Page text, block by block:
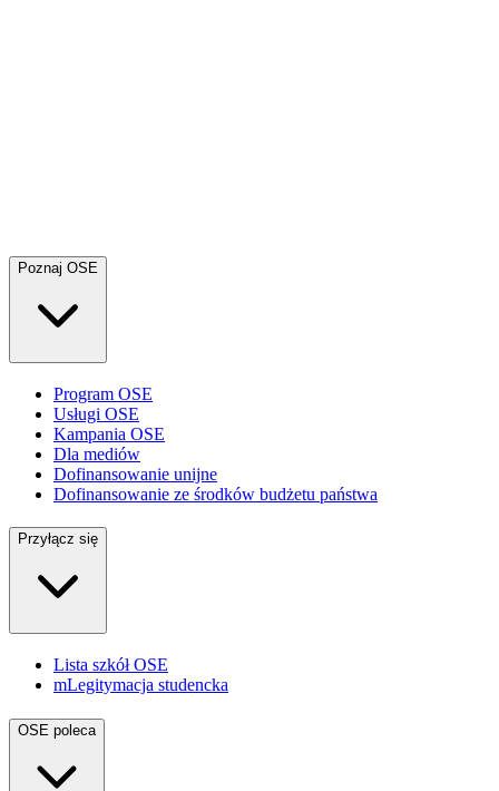
Poznaj OSE
Program OSE
Usługi OSE
Kampania OSE
Dla mediów
Dofinansowanie unijne
Dofinansowanie ze środków budżetu państwa
Przyłącz się
Lista szkół OSE
mLegitymacja studencka
OSE poleca